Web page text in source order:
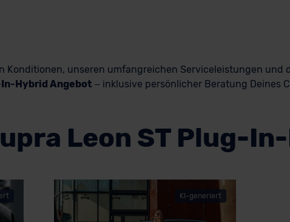
Konditionen, unseren umfangreichen Serviceleistungen und
In-Hybrid Angebot – inklusive persönlicher Beratung Deines
Leon ST Plug-
KI-generiert